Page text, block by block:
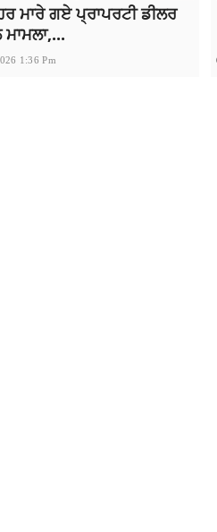
ਮਾਰੇ ਗਏ ਪ੍ਰਾਪਰਟੀ ਡੀਲਰ
1:36 Pm